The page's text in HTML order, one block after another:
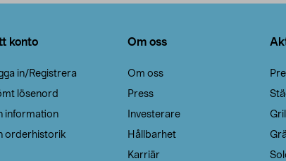
konto
in/Registrera
lösenord
information
orderhistorik
Om oss
Om oss
Press
Investerare
Hållbarhet
Karriär